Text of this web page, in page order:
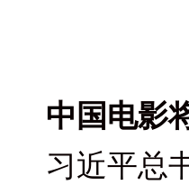
中国电影
习近平总书